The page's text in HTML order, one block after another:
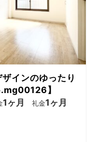
インのゆったり
】
1ヶ月 礼金1ヶ月